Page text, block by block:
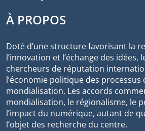
À PROPOS
Doté d’une structure favorisant la
l’innovation et l’échange des idées,
chercheurs de réputation
l’économie politique des processus
mondialisation. Les accords
mondialisation, le régionalisme, le
l’impact du numérique, autant de
l’objet des recherche du centre.